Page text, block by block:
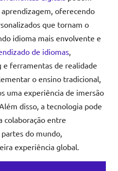
oferecendo
que tornam o
idioma mais envolvente e
de idiomas,
ferramentas de realidade
o ensino tradicional,
uma experiência de imersão
disso, a tecnologia pode
colaboração entre
do mundo,
experiência global.